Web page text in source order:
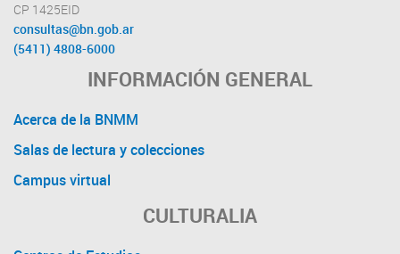
CP 1425EID
consultas@bn.gob.ar
(5411) 4808-6000
INFORMACIÓN GENERAL
Acerca de la BNMM
Salas de lectura y colecciones
Campus virtual
CULTURALIA